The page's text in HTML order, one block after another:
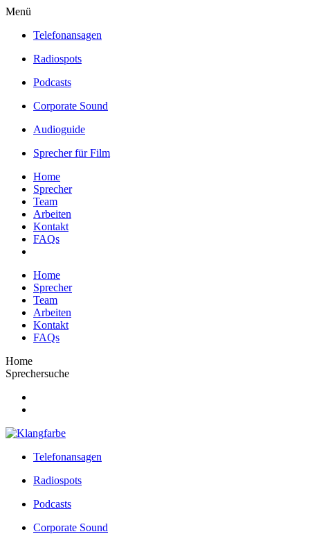
Menü
Telefonansagen
Radiospots
Podcasts
Corporate Sound
Audioguide
Sprecher für Film
Home
Sprecher
Team
Arbeiten
Kontakt
FAQs
Home
Sprecher
Team
Arbeiten
Kontakt
FAQs
Home
Sprechersuche
Telefonansagen
Radiospots
Podcasts
Corporate Sound